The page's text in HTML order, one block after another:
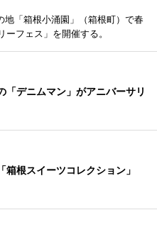
「箱根小涌園」（箱根町）で春
フェス」を開催する。
「デニムマン」がアニバーサリ
箱根スイーツコレクション」